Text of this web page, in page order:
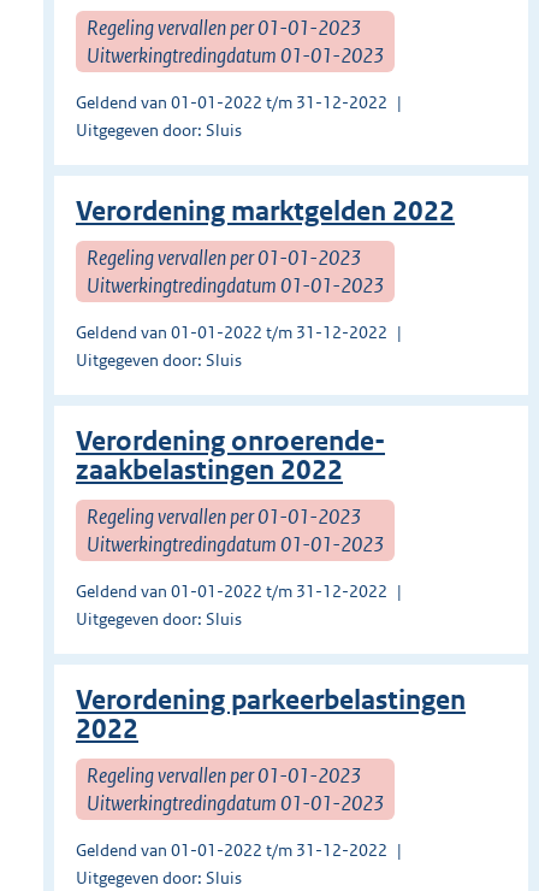
Regeling vervallen per 01-01-2023
Uitwerkingtredingdatum 01-01-2023
Geldend van 01-01-2022 t/m 31-12-2022
Uitgegeven door: Sluis
Verordening marktgelden 2022
Regeling vervallen per 01-01-2023
Uitwerkingtredingdatum 01-01-2023
Geldend van 01-01-2022 t/m 31-12-2022
Uitgegeven door: Sluis
Verordening onroerende-
zaakbelastingen 2022
Regeling vervallen per 01-01-2023
Uitwerkingtredingdatum 01-01-2023
Geldend van 01-01-2022 t/m 31-12-2022
Uitgegeven door: Sluis
Verordening parkeerbelastingen
2022
Regeling vervallen per 01-01-2023
Uitwerkingtredingdatum 01-01-2023
Geldend van 01-01-2022 t/m 31-12-2022
Uitgegeven door: Sluis